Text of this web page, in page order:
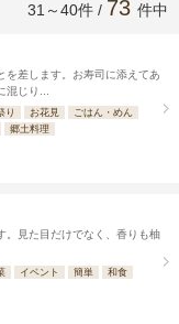
31～40件 / 73 件中
を差します。お寿司に添えてあ
混じり...
り お花見
ごはん・めん
郷土料理
。見た目だけでなく、香りも柚
イベント 簡単 和食